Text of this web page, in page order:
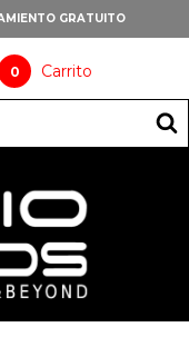
GRATUITO
0 Carrito